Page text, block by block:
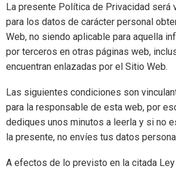
La presente Política de Privacidad será
para los datos de carácter personal
Web, no siendo aplicable para aquella
por terceros en otras páginas web,
encuentran enlazadas por el Sitio Web.
Las siguientes condiciones son
para la responsable de esta web, por
dediques unos minutos a leerla y si no
la presente, no envíes tus datos
A efectos de lo previsto en la citada